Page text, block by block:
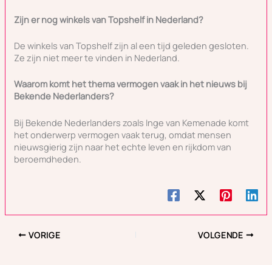
Zijn er nog winkels van Topshelf in Nederland?
De winkels van Topshelf zijn al een tijd geleden gesloten.
Ze zijn niet meer te vinden in Nederland.
Waarom komt het thema vermogen vaak in het nieuws bij
Bekende Nederlanders?
Bij Bekende Nederlanders zoals Inge van Kemenade komt
het onderwerp vermogen vaak terug, omdat mensen
nieuwsgierig zijn naar het echte leven en rijkdom van
beroemdheden.
VORIGE VOLGENDE